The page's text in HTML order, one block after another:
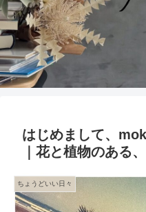
はじめまして、
｜花と植物のある
ちょうどいい日々